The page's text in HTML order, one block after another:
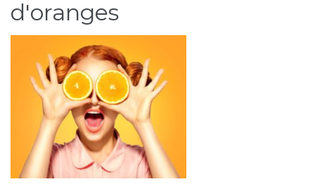
d'oranges